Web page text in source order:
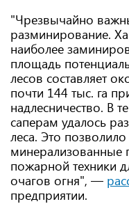
"Чрезвычайно
разминирование.
наиболее
площадь
лесов составляет
почти 144 тыс. га
надлесничество. В
саперам удалось
леса. Это
минерализованные
пожарной техники
очагов огня", —
предприятии.